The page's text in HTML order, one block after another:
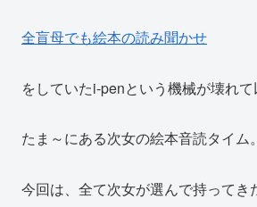
全盲母でも絵本の読み聞かせ
をしていたi-penという機械が壊れて
たま～にある次女の絵本音読タイム。
今回は、全て次女が選んで持ってき